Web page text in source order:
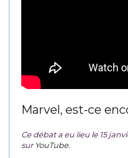
Marvel, est-ce
Ce débat a eu lieu le 15
surYouTube.